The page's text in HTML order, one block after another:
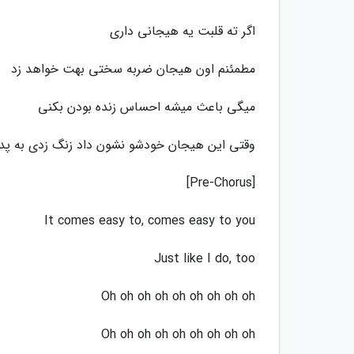
اگر ته قلبت یه هیجانی داری
مطمئنم اون هیجان ضربه سختی بهت خواهد زد
میگی باعث میشه احساس زنده بودن بکنی
وقتی این هیجان خودشو نشون داد زنگ زدی به
[Pre-Chorus]
It comes easy to, comes easy to you
Just like I do, too
Oh oh oh oh oh oh oh oh oh
Oh oh oh oh oh oh oh oh oh